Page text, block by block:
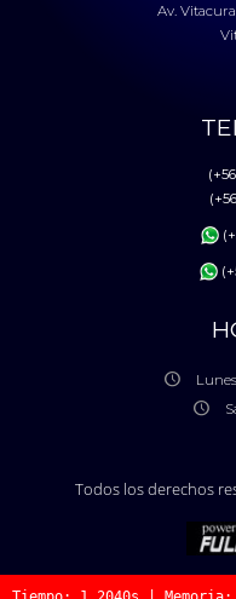
Av.
Todos los derechos